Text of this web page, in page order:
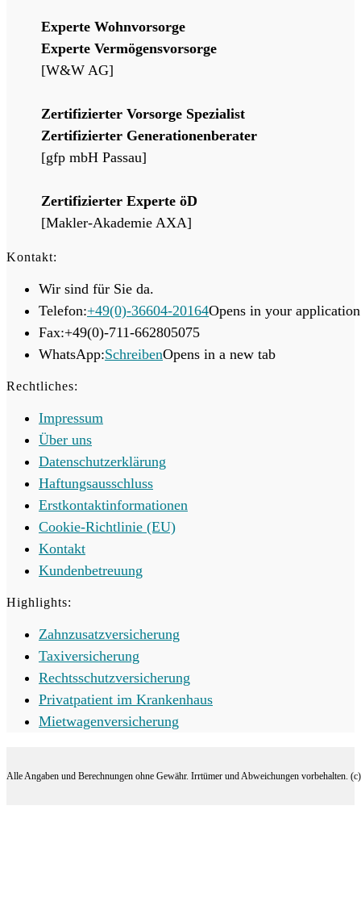
Experte Wohnvorsorge
Experte Vermögensvorsorge
[W&W AG]
Zertifizierter Vorsorge Spezialist
Zertifizierter Generationenberater
[gfp mbH Passau]
Zertifizierter Experte öD
[Makler-Akademie AXA]
Kontakt:
Wir sind für Sie da.
Telefon:+49(0)-36604-20164Opens in your application
Fax:+49(0)-711-662805075
WhatsApp:SchreibenOpens in a new tab
Rechtliches:
Impressum
Über uns
Datenschutzerklärung
Haftungsausschluss
Erstkontaktinformationen
Cookie-Richtlinie (EU)
Kontakt
Kundenbetreuung
Highlights:
Zahnzusatzversicherung
Taxiversicherung
Rechtsschutzversicherung
Privatpatient im Krankenhaus
Mietwagenversicherung
Alle Angaben und Berechnungen ohne Gewähr. Irrtümer und Abweichungen vorbehalten.